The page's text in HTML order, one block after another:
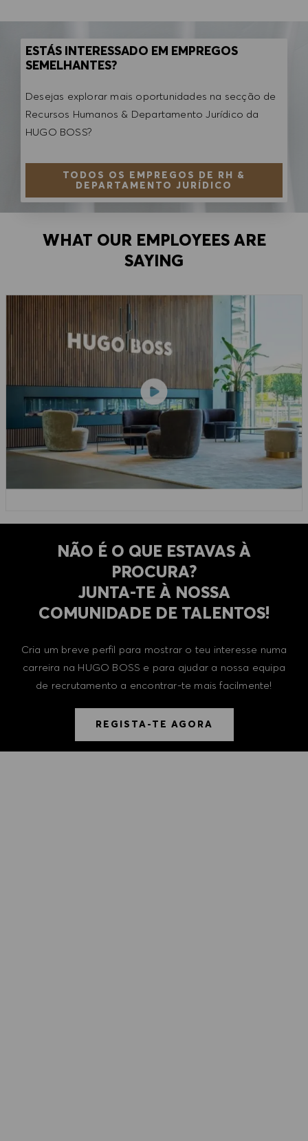
ESTÁS INTERESSADO EM EMPREGOS
SEMELHANTES?
Desejas explorar mais oportunidades na secção de
Recursos Humanos & Departamento Jurídico da
HUGO BOSS?
TODOS OS EMPREGOS DE RH &
DEPARTAMENTO JURÍDICO
WHAT OUR EMPLOYEES ARE
SAYING
NÃO É O QUE ESTAVAS À
PROCURA?
​​​​​​​JUNTA-TE À NOSSA
COMUNIDADE DE TALENTOS!
Cria um breve perfil para mostrar o teu interesse numa
carreira na HUGO BOSS e para ajudar a nossa equipa
de recrutamento a encontrar-te mais facilmente!
REGISTA-TE AGORA